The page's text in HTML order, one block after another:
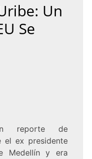
Un
Se
reporte de
el ex presidente
Medellín y era